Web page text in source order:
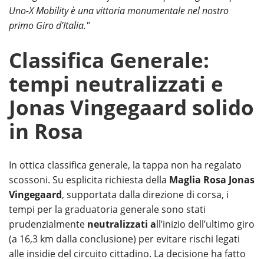
Uno-X Mobility è una vittoria monumentale nel nostro
primo Giro d’Italia."
Classifica Generale:
tempi neutralizzati e
Jonas Vingegaard solido
in Rosa
In ottica classifica generale, la tappa non ha regalato
scossoni. Su esplicita richiesta della Maglia Rosa Jonas
Vingegaard, supportata dalla direzione di corsa, i
tempi per la graduatoria generale sono stati
prudenzialmente neutralizzati all’inizio dell’ultimo giro
(a 16,3 km dalla conclusione) per evitare rischi legati
alle insidie del circuito cittadino. La decisione ha fatto